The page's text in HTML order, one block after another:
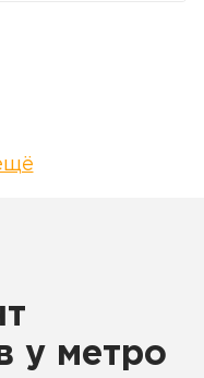
у метро